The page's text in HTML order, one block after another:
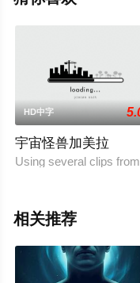
HD中字
宇宙怪兽加美拉
Using several clips
相关推荐